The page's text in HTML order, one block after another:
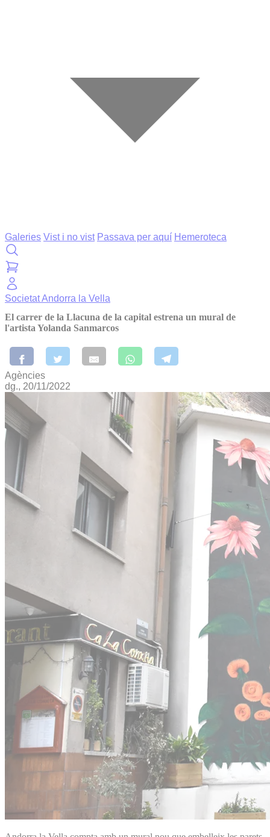
Galeries Vist i no vist Passava per aquí Hemeroteca
SocietatAndorra la Vella
El carrer de la Llacuna de la capital estrena un mural de
l'artista Yolanda Sanmarcos
Agències
dg., 20/11/2022